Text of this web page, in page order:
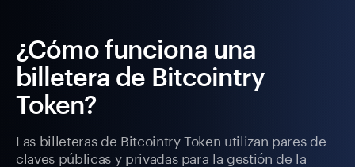
¿Cómo funciona una
billetera de Bitcointry
Token?
Las billeteras de Bitcointry Token utilizan pares de
claves públicas y privadas para la gestión de la